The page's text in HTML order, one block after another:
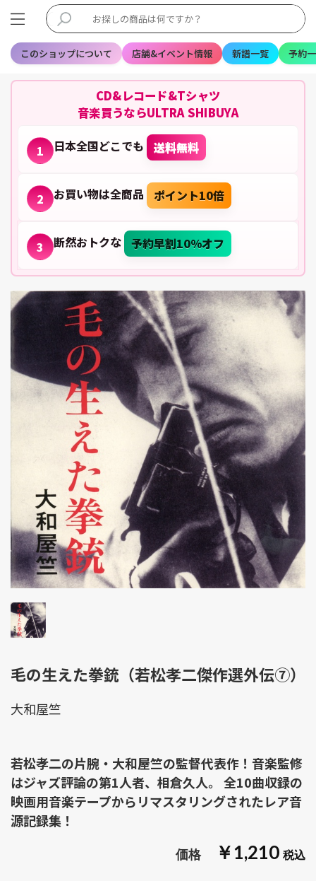
このショップについて 店舗&イベント情報 新譜一覧 予約
CD&レコード&Tシャツ
音楽買うならULTRA SHIBUYA
1 日本全国どこでも 送料無料
2 お買い物は全商品 ポイント10倍
3 断然おトクな 予約早割10%オフ
毛の生えた拳銃（若松孝二傑作選外伝⑦）
￥1,210
大和屋竺
若松孝二の片腕・大和屋竺の監督代表作！音楽監修
はジャズ評論の第1人者、相倉久人。 全10曲収録の
映画用音楽テープからリマスタリングされたレア音
源記録集！